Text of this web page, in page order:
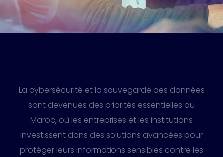
La cybersécurité et la sauvegarde des données
sont devenues des priorités essentielles au
Maroc, où les entreprises et les institutions
investissent dans des solutions avancées pour
protéger leurs informations sensibles contre les